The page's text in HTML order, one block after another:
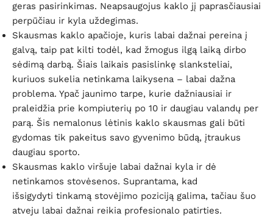
geras pasirinkimas. Neapsaugojus kaklo jį paprasčiausiai
perpūčiau ir kyla uždegimas.
Skausmas kaklo apačioje, kuris labai dažnai pereina į
galvą, taip pat kilti todėl, kad žmogus ilgą laiką dirbo
sėdimą darbą. Šiais laikais pasislinkę slanksteliai,
kuriuos sukelia netinkama laikysena – labai dažna
problema. Ypač jaunimo tarpe, kurie dažniausiai ir
praleidžia prie kompiuterių po 10 ir daugiau valandų per
parą. Šis nemalonus lėtinis kaklo skausmas gali būti
gydomas tik pakeitus savo gyvenimo būdą, įtraukus
daugiau sporto.
Skausmas kaklo viršuje labai dažnai kyla ir dė
netinkamos stovėsenos. Suprantama, kad
išsigydyti tinkamą stovėjimo poziciją galima, tačiau šuo
atveju labai dažnai reikia profesionalo patirties.